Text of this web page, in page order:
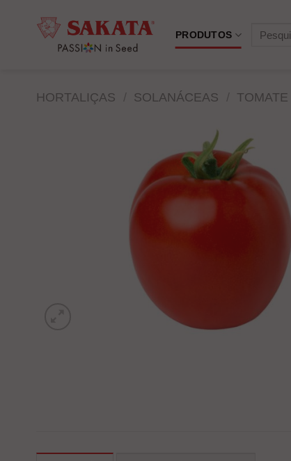
PRODUTOS
Pesquisar
HORTALIÇAS / SOLANÁCEAS / TOMATE